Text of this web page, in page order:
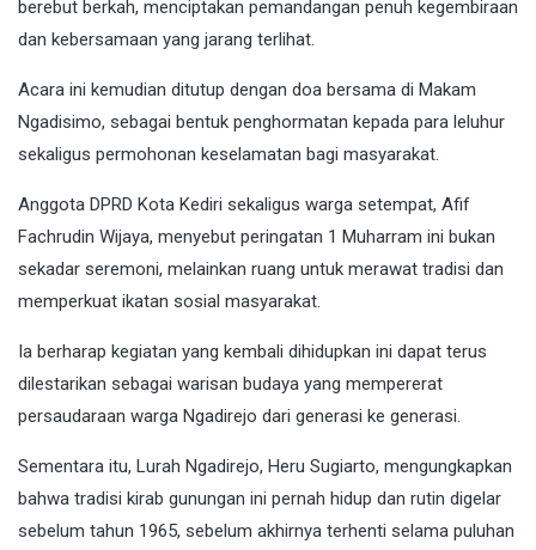
berebut berkah, menciptakan pemandangan penuh kegembiraan
dan kebersamaan yang jarang terlihat.
Acara ini kemudian ditutup dengan doa bersama di Makam
Ngadisimo, sebagai bentuk penghormatan kepada para leluhur
sekaligus permohonan keselamatan bagi masyarakat.
Anggota DPRD Kota Kediri sekaligus warga setempat, Afif
Fachrudin Wijaya, menyebut peringatan 1 Muharram ini bukan
sekadar seremoni, melainkan ruang untuk merawat tradisi dan
memperkuat ikatan sosial masyarakat.
Ia berharap kegiatan yang kembali dihidupkan ini dapat terus
dilestarikan sebagai warisan budaya yang mempererat
persaudaraan warga Ngadirejo dari generasi ke generasi.
Sementara itu, Lurah Ngadirejo, Heru Sugiarto, mengungkapkan
bahwa tradisi kirab gunungan ini pernah hidup dan rutin digelar
sebelum tahun 1965, sebelum akhirnya terhenti selama puluhan